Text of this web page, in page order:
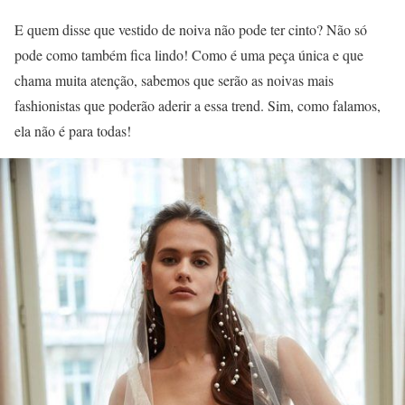
E quem disse que vestido de noiva não pode ter cinto? Não só
pode como também fica lindo! Como é uma peça única e que
chama muita atenção, sabemos que serão as noivas mais
fashionistas que poderão aderir a essa trend. Sim, como falamos,
ela não é para todas!